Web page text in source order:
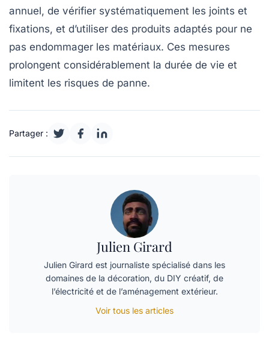
annuel, de vérifier systématiquement les joints et
fixations, et d’utiliser des produits adaptés pour ne
pas endommager les matériaux. Ces mesures
prolongent considérablement la durée de vie et
limitent les risques de panne.
Partager :
Julien Girard
Julien Girard est journaliste spécialisé dans les
domaines de la décoration, du DIY créatif, de
l’électricité et de l’aménagement extérieur.
Voir tous les articles